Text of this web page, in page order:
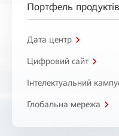
Портфель продуктів
Дата центр
Цифровий сайт
Інтелектуальний
Глобальна мережа